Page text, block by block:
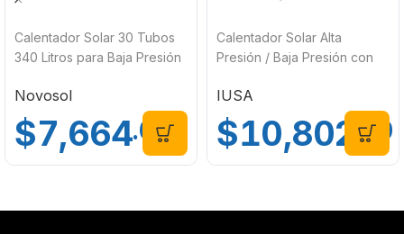
Calentador Solar 30 Tubos
340 Litros para Baja Presión
Novosol
$7,664.00
Calentador Solar Alta
Presión / Baja Presión con
Litros de 3 a 4 Servicios
Primo 217583
IUSA
$10,802 .00